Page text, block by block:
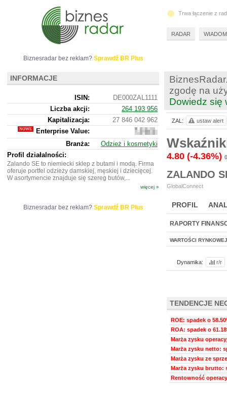
zgodę na
Dowiedz się
4.80 (-4.36%)
ZALANDO
GlobalConnect
PROFIL
BR LAB
RAPORTY
WARTOŚCI RYNKOWEJ
Dynamika: r/r
TENDENCJE
ROE: spadek o
ROA: spadek o
Marża zysku
Marża zysku netto:
Marża zysku ze
Marża zysku brutto:
Rentowność
ZAL: ustaw alert
Biznesradar bez reklam? Sprawdź BR Plus
INFORMACJE
ISIN:
DE000ZAL1111
Liczba akcji:
264 193 956
Kapitalizacja:
27 846 042 962
Enterprise Value:
28
480
445
Branża:
Odzież i kosmetyki
Profil działalności:
Zalando SE to niemiecki sklep z butami i modą. Firma
oferuje portfel odzieży damskiej, męskiej i dziecięcej.
W asortymencie znajduje się szereg butów,...
więcej »
Biznesradar bez reklam? Sprawdź BR Plus
Trwa łączenie z
RADAR